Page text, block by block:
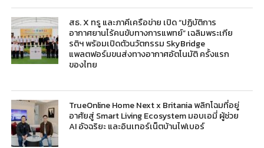
สธ. X ทรู และภาคีเครือข่าย เปิด “ปฏิบัติการ
อากาศยานไร้คนขับทางการแพทย์” เฉลิมพระเกีย
รติฯ พร้อมเปิดตัวนวัตกรรม SkyBridge
แพลตฟอร์มขนส่งทางอากาศอัตโนมัติ ครั้งแรก
ของไทย
TrueOnline Home Next x Britania พลิกโฉมที่อยู่
อาศัยสู่ Smart Living Ecosystem มอบเอมี่ ผู้ช่วย
AI อัจฉริยะ และอินเทอร์เน็ตบ้านไฟเบอร์